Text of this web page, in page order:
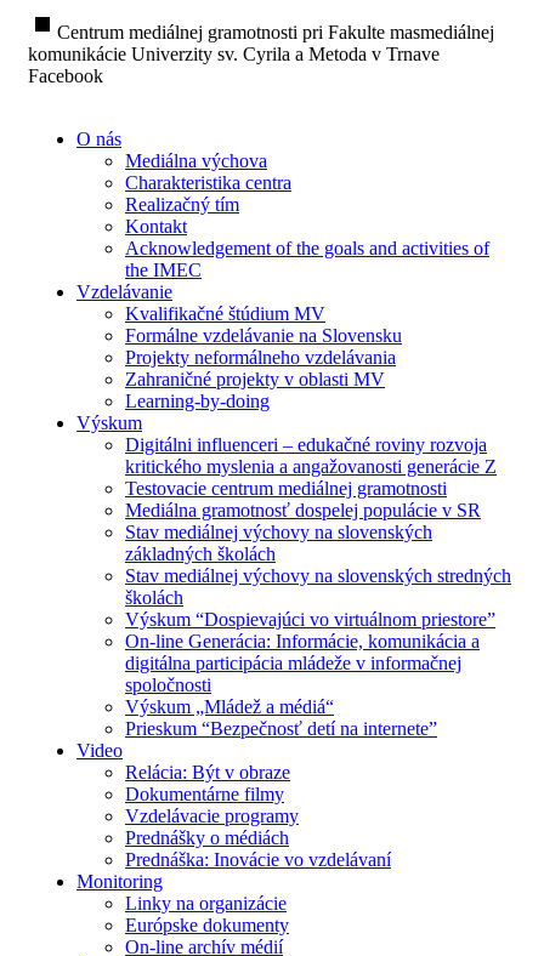
stop Centrum mediálnej gramotnosti pri Fakulte masmediálnej
komunikácie Univerzity sv. Cyrila a Metoda v Trnave
Facebook
O nás
Mediálna výchova
Charakteristika centra
Realizačný tím
Kontakt
Acknowledgement of the goals and activities of
the IMEC
Vzdelávanie
Kvalifikačné štúdium MV
Formálne vzdelávanie na Slovensku
Projekty neformálneho vzdelávania
Zahraničné projekty v oblasti MV
Learning-by-doing
Výskum
Digitálni influenceri – edukačné roviny rozvoja
kritického myslenia a angažovanosti generácie Z
Testovacie centrum mediálnej gramotnosti
Mediálna gramotnosť dospelej populácie v SR
Stav mediálnej výchovy na slovenských
základných školách
Stav mediálnej výchovy na slovenských stredných
školách
Výskum “Dospievajúci vo virtuálnom priestore”
On-line Generácia: Informácie, komunikácia a
digitálna participácia mládeže v informačnej
spoločnosti
Výskum „Mládež a médiá“
Prieskum “Bezpečnosť detí na internete”
Video
Relácia: Být v obraze
Dokumentárne filmy
Vzdelávacie programy
Prednášky o médiách
Prednáška: Inovácie vo vzdelávaní
Monitoring
Linky na organizácie
Európske dokumenty
On-line archív médií